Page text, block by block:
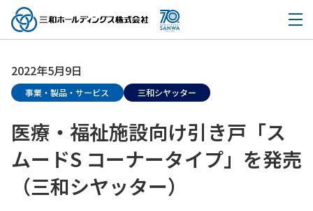
医療・福祉施設向け引き戸「ス
ムードS コーナータイプ」を発売
（三和シヤッター）
2022年5月9日
事業・製品・サービス 三和シヤッター